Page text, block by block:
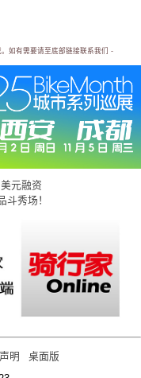
如有需要请至底部链接联系我们 -
元融资
秀场！
明
桌面版